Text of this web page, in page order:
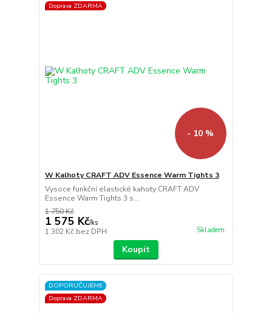
Doprava ZDARMA
- 10 %
W Kalhoty CRAFT ADV Essence Warm Tights 3
Vysoce funkční elastické kahoty CRAFT ADV
Essence Warm Tights 3 s...
1 750 Kč
1 575 Kč/ks
1 302 Kč bez DPH Skladem
Koupit
DOPORUČUJEME
Doprava ZDARMA